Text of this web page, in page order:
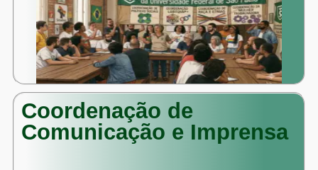
Coordenação de
Comunicação e Imprensa